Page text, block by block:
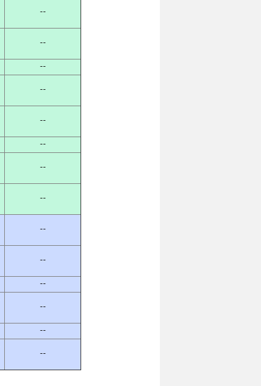
--
--
--
--
--
--
--
--
--
--
--
--
--
--